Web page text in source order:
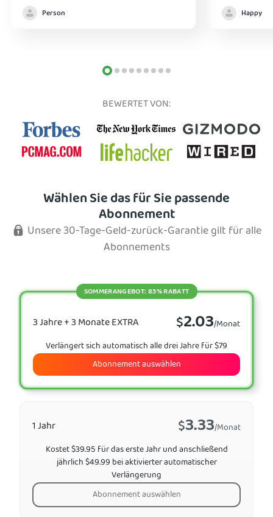
Person Happy
BEWERTET VON:
Wählen Sie das für Sie passende
Abonnement
Unsere 30-Tage-Geld-zurück-Garantie gilt für alle
Abonnements
3 Jahre + 3 Monate EXTRA $2.03/Monat
SOMMERANGEBOT: 83% RABATT
Verlängert sich automatisch alle drei Jahre für $79
Abonnement auswählen
1 Jahr $3.33/Monat
Kostet $39.95 für das erste Jahr und anschließend
jährlich $49.99 bei aktivierter automatischer
Verlängerung
Abonnement auswählen